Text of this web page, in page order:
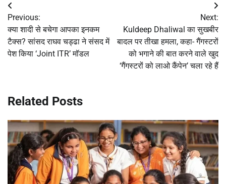
Post
navigation
Previous:
क्या शादी से बचेगा आपका इनकम
टैक्स? सांसद राघव चड्ढा ने संसद में
पेश किया ‘Joint ITR’ मॉडल
Next:
Kuldeep Dhaliwal का सुखबीर
बादल पर तीखा हमला, कहा- गैंगस्टरों
को भगाने की बात करने वाले खुद
‘गैंगस्टरों को लाओ कैंपेन’ चला रहे हैं
Related Posts